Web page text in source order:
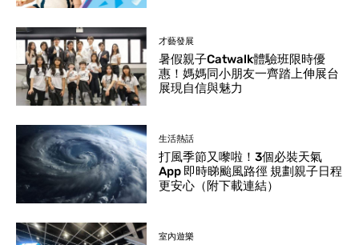
才藝發展
暑假親子Catwalk體驗班限時優
惠！媽媽同小朋友一齊踏上伸展台
展現自信與魅力
生活熱話
打風季節又嚟啦！3個必裝天氣
App 即時睇颱風路徑 規劃親子日程
更安心（附下載連結）
室內遊樂